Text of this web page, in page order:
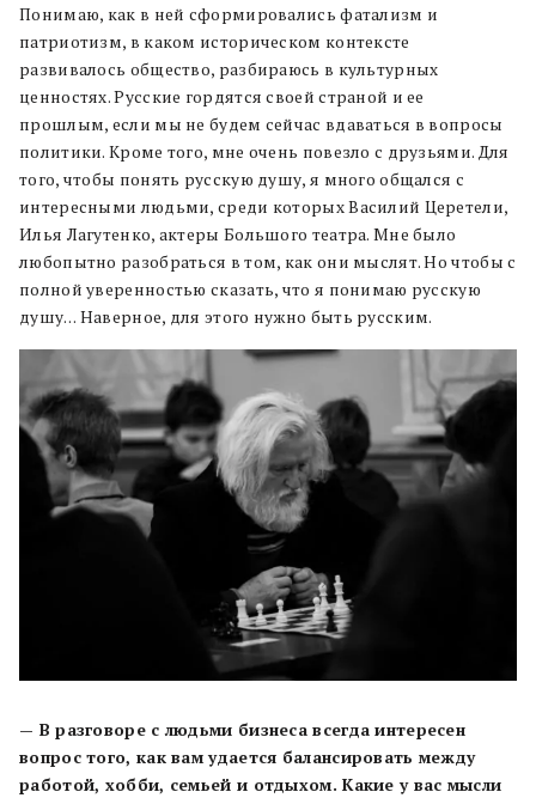
Понимаю, как в ней сформировались фатализм и
патриотизм, в каком историческом контексте
развивалось общество, разбираюсь в культурных
ценностях. Русские гордятся своей страной и ее
прошлым, если мы не будем сейчас вдаваться в вопросы
политики. Кроме того, мне очень повезло с друзьями. Для
того, чтобы понять русскую душу, я много общался с
интересными людьми, среди которых Василий Церетели,
Илья Лагутенко, актеры Большого театра. Мне было
любопытно разобраться в том, как они мыслят. Но чтобы с
полной уверенностью сказать, что я понимаю русскую
душу… Наверное, для этого нужно быть русским.
— В разговоре с людьми бизнеса всегда интересен
вопрос того, как вам удается балансировать между
работой, хобби, семьей и отдыхом. Какие у вас мысли